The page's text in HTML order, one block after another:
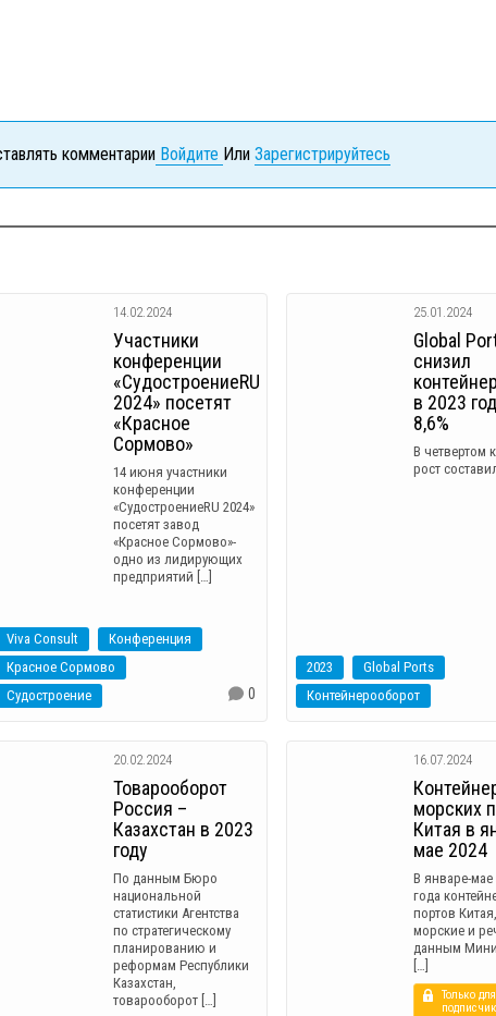
комментарии Войдите Или Зарегистрируйтесь
14.02.2024
Участники
конференции
«СудостроениеRU
2024» посетят
«Красное
Сормово»
14 июня участники
конференции
«СудостроениеRU 2024»
посетят завод
«Красное Сормово»-
одно из лидирующих
предприятий […]
Viva Consult
Конференция
Красное Сормово
Судостроение
0
25.01.2024
Global
снизил
в 2023
8,6%
В четвертом
рост
2023
Global Ports
Контейнерооборот
20.02.2024
Товарооборот
Россия –
Казахстан в 2023
году
По данным Бюро
национальной
статистики Агентства
по стратегическому
планированию и
реформам Республики
Казахстан,
товарооборот […]
16.07.2024
морских
Китая в
мае 2024
В январе-мае
года
портов
морские и
данным
Только для